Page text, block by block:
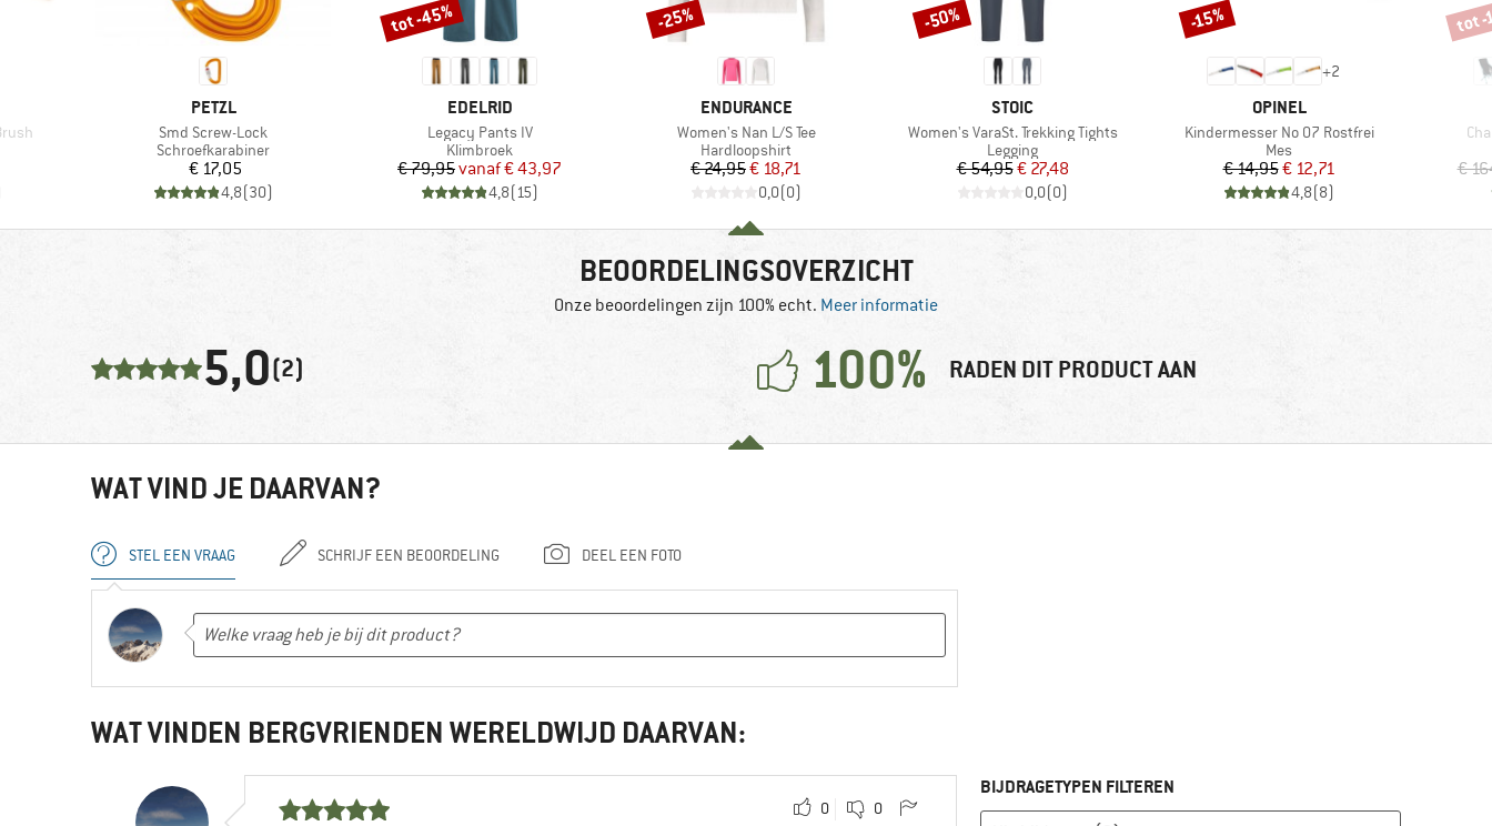
MERK
PETZL
Artikel
Smd Screw-Lock
Productgroep
Schroefkarabiner
Prijs
€ 17,05
4,8(30)
MERK
EDELRID
Artikel
Legacy Pants IV
Productgroep
Klimbroek
Prijs
€ 79,95 Verlaagde prijs
vanaf€ 43,97
4,8(15)
Korting
tot -45%
MERK
ENDURANCE
Artikel
Women's Nan L/S Tee
Productgroep
Hardloopshirt
Prijs
€ 24,95Verlaagde prijs
€ 18,71
0,0(0)
Korting
-25%
MERK
STOIC
Artikel
Women's VaraSt. Trekking Tights
Productgroep
Legging
Prijs
€ 54,95Verlaagde prijs
€ 27,48
0,0(0)
Korting
-50%
+2
MERK
OPINEL
Artikel
Kindermesser No 07 Rostfrei
Productgroep
Mes
Prijs
€ 14,95Verlaagde prijs
€ 12,71
4,8(8)
Korting
-15%
€
tot -
BEOORDELINGSOVERZICHT
Onze beoordelingen zijn 100% echt. Meer informatie
5,0(2) 100% RADEN DIT PRODUCT AAN
WAT VIND JE DAARVAN?
STEL EEN VRAAG SCHRIJF EEN BEOORDELING DEEL EEN FOTO
WAT VINDEN BERGVRIENDEN WERELDWIJD DAARVAN:
0 0
BIJDRAGETYPEN FILTEREN